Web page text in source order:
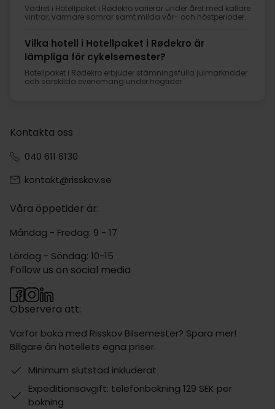
Vädret i Hotellpaket i Rødekro varierar under året med kallare
vintrar, varmare somrar samt milda vår- och höstperioder.
Vilka hotell i Hotellpaket i Rødekro är
lämpliga för cykelsemester?
Hotellpaket i Rødekro erbjuder stämningsfulla julmarknader
och särskilda evenemang under högtider.
Kontakta oss
040 611 6130
kontakt@risskov.se
Våra öppetider är:
Måndag - Fredag: 9 - 17
Lördag - Söndag: 10-15
Observera att:
Varför boka med Risskov Bilsemester? Spara mer!
Billgare än hotellets egna priser.
Minimum slutstäd inkluderat
Expeditionsavgift: telefonbokning 129 SEK per
bokning
Follow us on social media